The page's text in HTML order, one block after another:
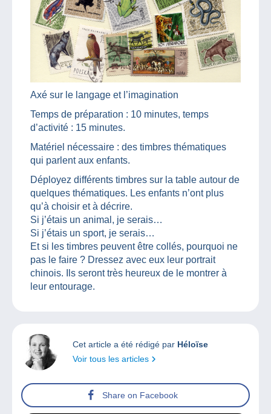
Axé sur le langage et l’imagination
Temps de préparation : 10 minutes, temps
d’activité : 15 minutes.
Matériel nécessaire : des timbres thématiques
qui parlent aux enfants.
Déployez différents timbres sur la table autour de
quelques thématiques. Les enfants n’ont plus
qu’à choisir et à décrire.
Si j’étais un animal, je serais…
Si j’étais un sport, je serais…
Et si les timbres peuvent être collés, pourquoi ne
pas le faire ? Dressez avec eux leur portrait
chinois. Ils seront très heureux de le montrer à
leur entourage.
Cet article a été rédigé par Héloïse
Voir tous les articles
Share on Facebook